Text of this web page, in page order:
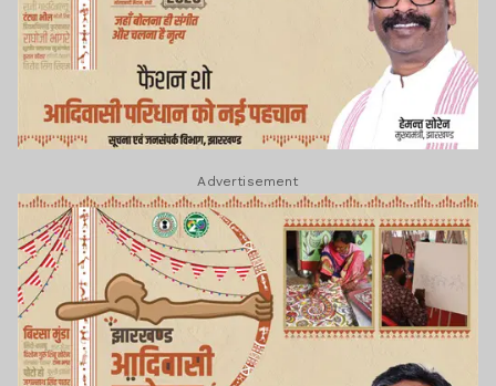
Advertisement